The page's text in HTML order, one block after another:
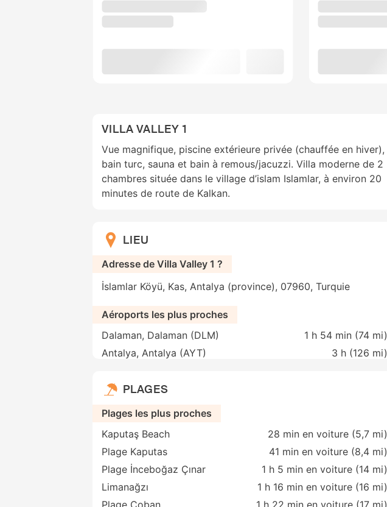
VILLA VALLEY 1
Vue magnifique, piscine extérieure privée (chauffée en hiver),
bain turc, sauna et bain à remous/jacuzzi. Villa moderne de 2
chambres située dans le village d’islam Islamlar, à environ 20
minutes de route de Kalkan.
LIEU
Adresse de Villa Valley 1 ?
İslamlar Köyü, Kas, Antalya (province), 07960, Turquie
Aéroports les plus proches
Dalaman, Dalaman (DLM)
1 h 54 min (74 mi)
Antalya, Antalya (AYT)
3 h (126 mi)
PLAGES
Plages les plus proches
Kaputaş Beach
28 min en voiture (5,7 mi)
Plage Kaputas
41 min en voiture (8,4 mi)
Plage İnceboğaz Çınar
1 h 5 min en voiture (14 mi)
Limanağzı
1 h 16 min en voiture (16 mi)